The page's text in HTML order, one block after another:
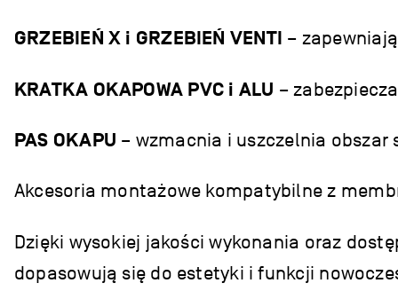
GRZEBIEŃ X i GRZEBIEŃ VENTI –
KRATKA OKAPOWA PVC i ALU –
PAS OKAPU – wzmacnia i uszczelnia obszar
Akcesoria montażowe kompatybilne z
Dzięki wysokiej jakości wykonania oraz
dopasowują się do estetyki i funkcji